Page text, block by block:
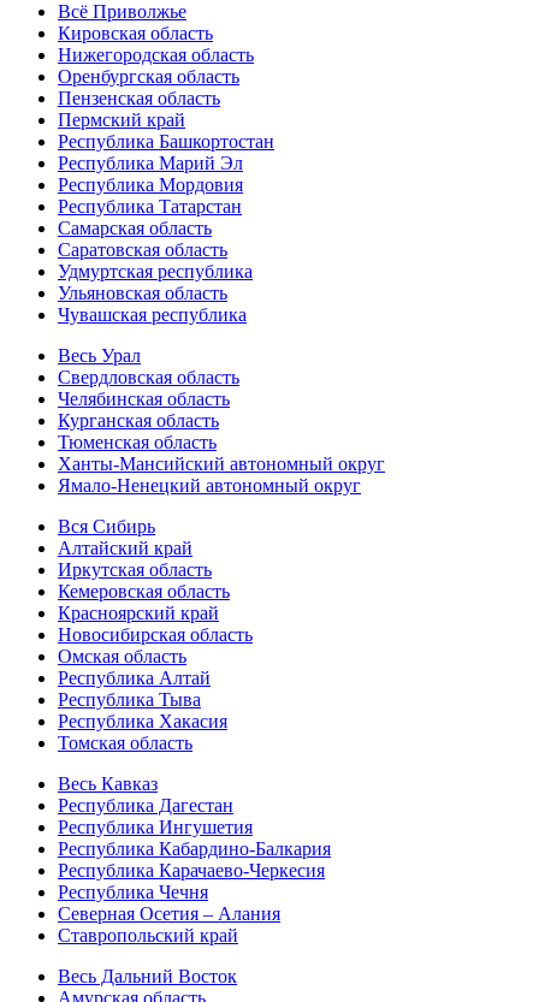
Всё Приволжье
Кировская область
Нижегородская область
Оренбургская область
Пензенская область
Пермский край
Республика Башкортостан
Республика Марий Эл
Республика Мордовия
Республика Татарстан
Самарская область
Саратовская область
Удмуртская республика
Ульяновская область
Чувашская республика
Весь Урал
Свердловская область
Челябинская область
Курганская область
Тюменская область
Ханты-Мансийский автономный округ
Ямало-Ненецкий автономный округ
Вся Сибирь
Алтайский край
Иркутская область
Кемеровская область
Красноярский край
Новосибирская область
Омская область
Республика Алтай
Республика Тыва
Республика Хакасия
Томская область
Весь Кавказ
Республика Дагестан
Республика Ингушетия
Республика Кабардино-Балкария
Республика Карачаево-Черкесия
Республика Чечня
Северная Осетия – Алания
Ставропольский край
Весь Дальний Восток
Амурская область